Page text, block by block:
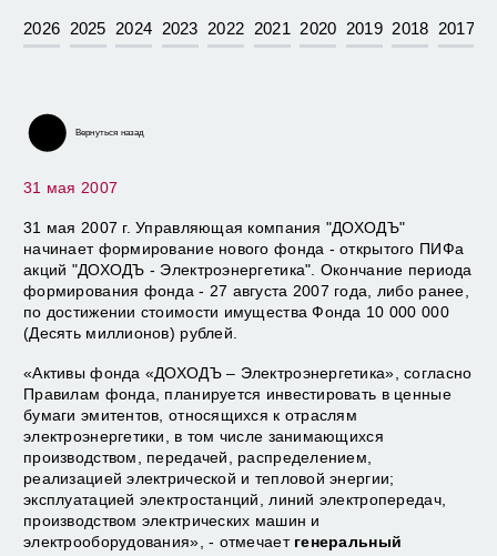
19 НОЯБРЯ АГЕНТ ПО ВЫДАЧЕ, ПОГАШЕНИЮ И ОБМЕНУ
ИНВЕСТИЦИОННЫХ ПАЕВ ОАО "ИК "ДОХОДЪ" ОТКРЫВАЕТ НОВЫЙ
ВЕЛИЧИНЫ ОБЯЗАТЕЛЬСТВ ОТКРЫТОГО ПАЕВОГО
ИНВЕСТИЦИОННОГО ФОНДА АКЦИЙ «ДОХОДЪ – ФИНАНСЫ И
БАНКИ» ПОД УПРАВЛЕНИЕМ ООО «УК «ДОХОДЪ» НА 2007 ГОД
СОГЛАСОВАНЫ ПРАВИЛА ОПРЕДЕЛЕНИЯ СТОИМОСТИ АКТИВОВ И
ВЕЛИЧИНЫ ОБЯЗАТЕЛЬСТВ ОТКРЫТОГО ПАЕВОГО
ИНВЕСТИЦИОННОГО ФОНДА АКЦИЙ «ДОХОДЪ – НЕФТЬ И ГАЗ» ПОД
УПРАВЛЕНИЕМ ООО «УК «ДОХОДЪ» НА 2007 ГОД
НАЧАЛОСЬ ФОРМИРОВАНИЕ НОВОГО ФОНДА "ДОХОДЪ - НЕФТЬ И
СООБЩЕНИЕ О ПЕРЕИМЕНОВАНИИ АГЕНТОВ ПО ВЫДАЧЕ,
ПОГАШЕНИЮ И ОБМЕНУ ИНВЕСТИЦИОННЫХ ПАЕВ ОАО
"ИНВЕСТИЦИОННАЯ КОМПАНИЯ "НЕВА-ИНВЕСТ" И ОАО "ФОНД
"БЕРЛЕК"
ЗАВЕРШИЛОСЬ ФОРМИРОВАНИЯ ПАЕВОГО ИНВЕСТИЦИОННОГО
ФОНДА "ДОХОДЪ - ЭЛЕКТРОЭНЕРГЕТИКА"
2026 2025 2024 2023 2022 2021 2020 2019 2018 2017
Вернуться назад
31 мая 2007
31 мая 2007 г. Управляющая компания "ДОХОДЪ"
начинает формирование нового фонда - открытого ПИФа
акций "ДОХОДЪ - Электроэнергетика". Окончание периода
формирования фонда - 27 августа 2007 года, либо ранее,
по достижении стоимости имущества Фонда 10 000 000
(Десять миллионов) рублей.
«Активы фонда «ДОХОДЪ – Электроэнергетика», согласно
Правилам фонда, планируется инвестировать в ценные
бумаги эмитентов, относящихся к отраслям
электроэнергетики, в том числе занимающихся
производством, передачей, распределением,
реализацией электрической и тепловой энергии;
эксплуатацией электростанций, линий электропередач,
производством электрических машин и
электрооборудования», - отмечает генеральный